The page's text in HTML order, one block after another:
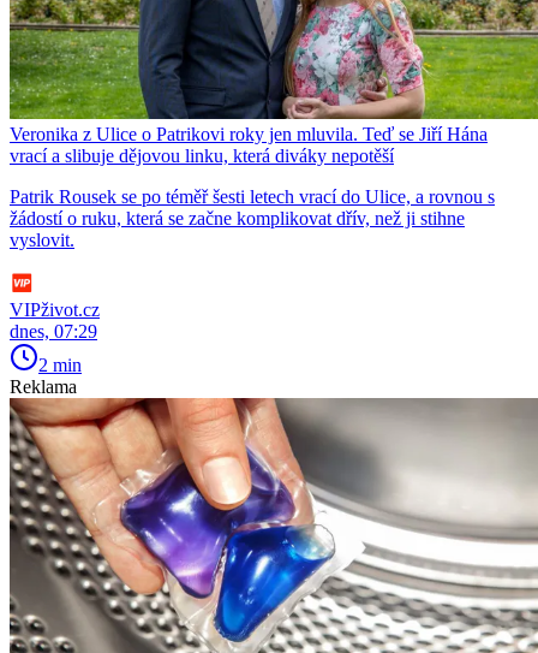
Veronika z Ulice o Patrikovi roky jen mluvila. Teď se Jiří Hána
vrací a slibuje dějovou linku, která diváky nepotěší
Patrik Rousek se po téměř šesti letech vrací do Ulice, a rovnou s
žádostí o ruku, která se začne komplikovat dřív, než ji stihne
vyslovit.
VIPživot.cz
dnes, 07:29
2 min
Reklama